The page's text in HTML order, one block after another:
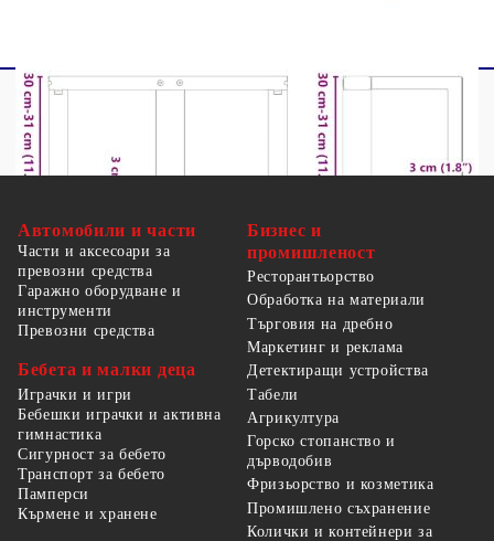
Автомобили и части
Части и аксесоари за
превозни средства
Гаражно оборудване и
инструменти
Превозни средства
Бебета и малки деца
Играчки и игри
Бебешки играчки и активна
гимнастика
Сигурност за бебето
Транспорт за бебето
Памперси
Кърмене и хранене
Бизнес и
промишленост
Ресторантьорство
Обработка на материали
Търговия на дребно
Маркетинг и реклама
Детектиращи устройства
Табели
Агрикултура
Горско стопанство и
дърводобив
Фризьорство и козметика
Промишлено съхранение
Колички и контейнери за